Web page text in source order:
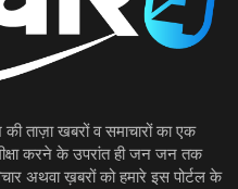
ताज़ा खबरों व समाचारों का एक
करने के उपरांत ही जन जन तक
अथवा ख़बरों को हमारे इस पोर्टल के